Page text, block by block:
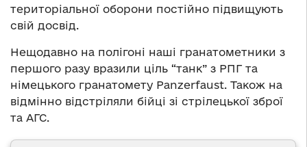
територіальної оборони постійно підвищують
свій досвід.
Нещодавно на полігоні наші гранатометники з
першого разу вразили ціль “танк” з РПГ та
німецького гранатомету Panzerfaust. Також на
відмінно відстріляли бійці зі стрілецької зброї
та АГС.